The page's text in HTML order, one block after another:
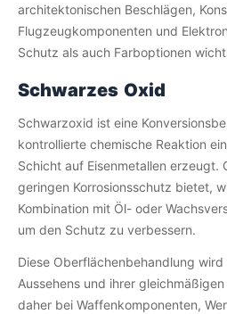
architektonischen Beschlägen,
Flugzeugkomponenten und
Schutz als auch Farboptionen
Schwarzes Oxid
Schwarzoxid ist eine
kontrollierte chemische Reaktion
Schicht auf Eisenmetallen erzeugt.
geringen Korrosionsschutz bietet,
Kombination mit Öl- oder
um den Schutz zu verbessern.
Diese Oberflächenbehandlung
Aussehens und ihrer
daher bei Waffenkomponenten,